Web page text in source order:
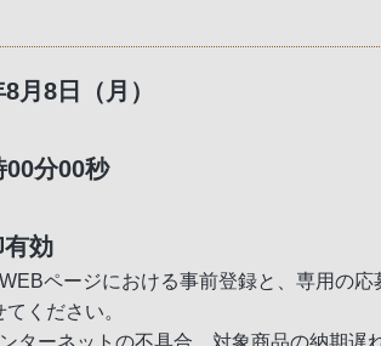
月8日（月）
分00秒
効
ページにおける事前登録と、専用の
ください。
ターネットの不具合、対象商品の納期遅